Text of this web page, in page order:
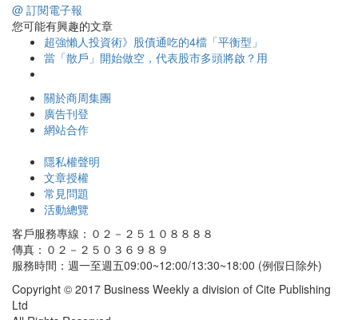
@ 訂閱電子報
您可能有興趣的文章
超強懶人投資術》股債通吃的4檔「平衡型」
當「散戶」開始做空，代表股市多頭將啟？用
關於商周集團
廣告刊登
網站合作
隱私權聲明
文章授權
常見問題
活動總覽
客戶服務專線：０２－２５１０８８８８
傳真：０２－２５０３６９８９
服務時間：週一至週五09:00~12:00/13:30~18:00 (例假日除外)
Copyright © 2017 Business Weekly a division of Cite Publishing
Ltd